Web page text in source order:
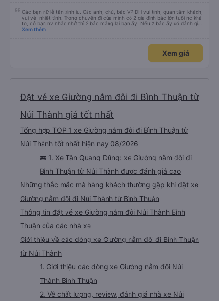
Các bạn nữ lễ tân xinh iu. Các anh, chú, bác VP ĐH vui tính, quan tâm khách,
vui vẻ, nhiệt tình. Trong chuyến đi của mình có 2 gia đình bác lớn tuổi nc khá
to, có bạn nv nhắc nhở thì 2 bác mắng lại bạn ấy. Nếu 2 bác ấy có đánh giá
xấu thì mình ngược lại nha. Bạn ấy nhắc nhở rất đúng. 2 bác nói rất to. To
bạn ấy nha. Nếu bạn ấy bị trừ thì bảo bạn ấy liên hệ sđt của mình, mình hỗ
trợ ạ. Số mình đuôi 666, chuyến ĐH-NT ngày 16/1. À các bạn nữ lễ tân xinh
iu còn đổi cho mình phòng đơn sang đôi xong còn note là (một mình) yêu
Xem thêm
Xem giá
Đặt vé xe Giường nằm đôi đi Bình Thuận từ
Núi Thành giá tốt nhất
Tổng hợp TOP 1 xe Giường nằm đôi đi Bình Thuận từ
Núi Thành tốt nhất hiện nay 08/2026
🚌 1. Xe Tân Quang Dũng: xe Giường nằm đôi đi
Bình Thuận từ Núi Thành được đánh giá cao
Những thắc mắc mà hàng khách thường gặp khi đặt xe
Giường nằm đôi đi Núi Thành từ Bình Thuận
Thông tin đặt vé xe Giường nằm đôi Núi Thành Bình
Thuận của các nhà xe
Giới thiệu về các dòng xe Giường nằm đôi đi Bình Thuận
từ Núi Thành
1. Giới thiệu các dòng xe Giường nằm đôi Núi
Thành Bình Thuận
2. Về chất lượng, review, đánh giá nhà xe Núi